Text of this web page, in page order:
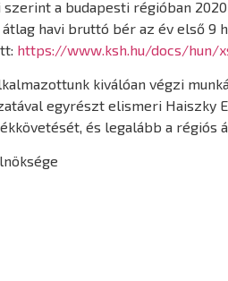
szerint a budapesti régióban
havi bruttó bér az év első 9
https://www.ksh.hu/docs/hun/
kiválóan végzi
egyrészt elismeri Haiszky
és legalább a régiós